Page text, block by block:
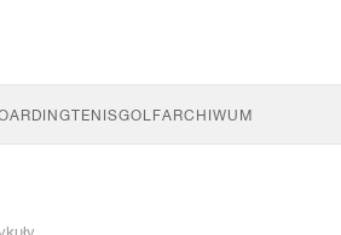
TENISGOLFARCHIWUM